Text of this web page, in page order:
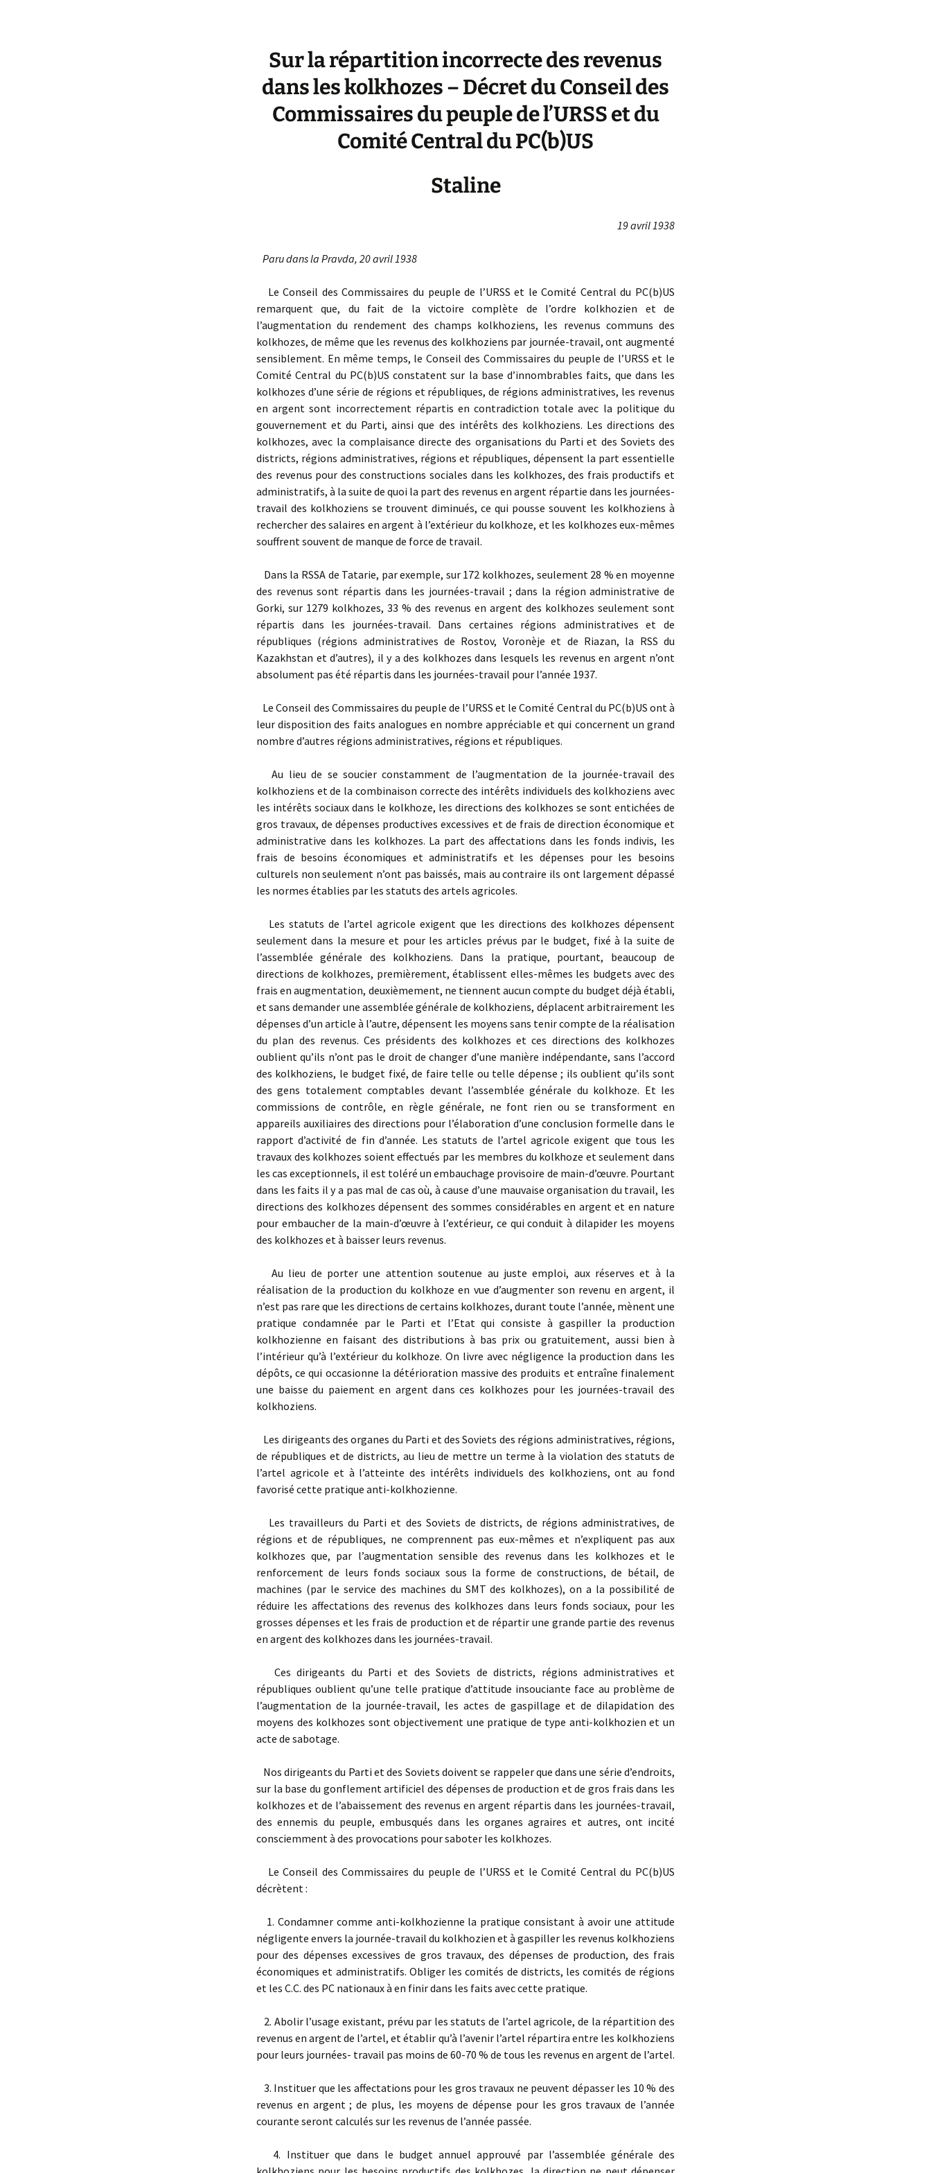
Sur la répartition incorrecte des revenus
dans les kolkhozes – Décret du Conseil des
Commissaires du peuple de l’URSS et du
Comité Central du PC(b)US
Staline
19 avril 1938
Paru dans la Pravda, 20 avril 1938
Le Conseil des Commissaires du peuple de l’URSS et le Comité Central du PC(b)US
remarquent que, du fait de la victoire complète de l’ordre kolkhozien et de
l’augmentation du rendement des champs kolkhoziens, les revenus communs des
kolkhozes, de même que les revenus des kolkhoziens par journée-travail, ont augmenté
sensiblement. En même temps, le Conseil des Commissaires du peuple de l’URSS et le
Comité Central du PC(b)US constatent sur la base d’innombrables faits, que dans les
kolkhozes d’une série de régions et républiques, de régions administratives, les revenus
en argent sont incorrectement répartis en contradiction totale avec la politique du
gouvernement et du Parti, ainsi que des intérêts des kolkhoziens. Les directions des
kolkhozes, avec la complaisance directe des organisations du Parti et des Soviets des
districts, régions administratives, régions et républiques, dépensent la part essentielle
des revenus pour des constructions sociales dans les kolkhozes, des frais productifs et
administratifs, à la suite de quoi la part des revenus en argent répartie dans les journées-
travail des kolkhoziens se trouvent diminués, ce qui pousse souvent les kolkhoziens à
rechercher des salaires en argent à l’extérieur du kolkhoze, et les kolkhozes eux-mêmes
souffrent souvent de manque de force de travail.
Dans la RSSA de Tatarie, par exemple, sur 172 kolkhozes, seulement 28 % en moyenne
des revenus sont répartis dans les journées-travail ; dans la région administrative de
Gorki, sur 1279 kolkhozes, 33 % des revenus en argent des kolkhozes seulement sont
répartis dans les journées-travail. Dans certaines régions administratives et de
républiques (régions administratives de Rostov, Voronèje et de Riazan, la RSS du
Kazakhstan et d’autres), il y a des kolkhozes dans lesquels les revenus en argent n’ont
absolument pas été répartis dans les journées-travail pour l’année 1937.
Le Conseil des Commissaires du peuple de l’URSS et le Comité Central du PC(b)US ont à
leur disposition des faits analogues en nombre appréciable et qui concernent un grand
nombre d’autres régions administratives, régions et républiques.
Au lieu de se soucier constamment de l’augmentation de la journée-travail des
kolkhoziens et de la combinaison correcte des intérêts individuels des kolkhoziens avec
les intérêts sociaux dans le kolkhoze, les directions des kolkhozes se sont entichées de
gros travaux, de dépenses productives excessives et de frais de direction économique et
administrative dans les kolkhozes. La part des affectations dans les fonds indivis, les
frais de besoins économiques et administratifs et les dépenses pour les besoins
culturels non seulement n’ont pas baissés, mais au contraire ils ont largement dépassé
les normes établies par les statuts des artels agricoles.
Les statuts de l’artel agricole exigent que les directions des kolkhozes dépensent
seulement dans la mesure et pour les articles prévus par le budget, fixé à la suite de
l’assemblée générale des kolkhoziens. Dans la pratique, pourtant, beaucoup de
directions de kolkhozes, premièrement, établissent elles-mêmes les budgets avec des
frais en augmentation, deuxièmement, ne tiennent aucun compte du budget déjà établi,
et sans demander une assemblée générale de kolkhoziens, déplacent arbitrairement les
dépenses d’un article à l’autre, dépensent les moyens sans tenir compte de la réalisation
du plan des revenus. Ces présidents des kolkhozes et ces directions des kolkhozes
oublient qu’ils n’ont pas le droit de changer d’une manière indépendante, sans l’accord
des kolkhoziens, le budget fixé, de faire telle ou telle dépense ; ils oublient qu’ils sont
des gens totalement comptables devant l’assemblée générale du kolkhoze. Et les
commissions de contrôle, en règle générale, ne font rien ou se transforment en
appareils auxiliaires des directions pour l’élaboration d’une conclusion formelle dans le
rapport d’activité de fin d’année. Les statuts de l’artel agricole exigent que tous les
travaux des kolkhozes soient effectués par les membres du kolkhoze et seulement dans
les cas exceptionnels, il est toléré un embauchage provisoire de main-d’œuvre. Pourtant
dans les faits il y a pas mal de cas où, à cause d’une mauvaise organisation du travail, les
directions des kolkhozes dépensent des sommes considérables en argent et en nature
pour embaucher de la main-d’œuvre à l’extérieur, ce qui conduit à dilapider les moyens
des kolkhozes et à baisser leurs revenus.
Au lieu de porter une attention soutenue au juste emploi, aux réserves et à la
réalisation de la production du kolkhoze en vue d’augmenter son revenu en argent, il
n’est pas rare que les directions de certains kolkhozes, durant toute l’année, mènent une
pratique condamnée par le Parti et l’Etat qui consiste à gaspiller la production
kolkhozienne en faisant des distributions à bas prix ou gratuitement, aussi bien à
l’intérieur qu’à l’extérieur du kolkhoze. On livre avec négligence la production dans les
dépôts, ce qui occasionne la détérioration massive des produits et entraîne finalement
une baisse du paiement en argent dans ces kolkhozes pour les journées-travail des
kolkhoziens.
Les dirigeants des organes du Parti et des Soviets des régions administratives, régions,
de républiques et de districts, au lieu de mettre un terme à la violation des statuts de
l’artel agricole et à l’atteinte des intérêts individuels des kolkhoziens, ont au fond
favorisé cette pratique anti-kolkhozienne.
Les travailleurs du Parti et des Soviets de districts, de régions administratives, de
régions et de républiques, ne comprennent pas eux-mêmes et n’expliquent pas aux
kolkhozes que, par l’augmentation sensible des revenus dans les kolkhozes et le
renforcement de leurs fonds sociaux sous la forme de constructions, de bétail, de
machines (par le service des machines du SMT des kolkhozes), on a la possibilité de
réduire les affectations des revenus des kolkhozes dans leurs fonds sociaux, pour les
grosses dépenses et les frais de production et de répartir une grande partie des revenus
en argent des kolkhozes dans les journées-travail.
Ces dirigeants du Parti et des Soviets de districts, régions administratives et
républiques oublient qu’une telle pratique d’attitude insouciante face au problème de
l’augmentation de la journée-travail, les actes de gaspillage et de dilapidation des
moyens des kolkhozes sont objectivement une pratique de type anti-kolkhozien et un
acte de sabotage.
Nos dirigeants du Parti et des Soviets doivent se rappeler que dans une série d’endroits,
sur la base du gonflement artificiel des dépenses de production et de gros frais dans les
kolkhozes et de l’abaissement des revenus en argent répartis dans les journées-travail,
des ennemis du peuple, embusqués dans les organes agraires et autres, ont incité
consciemment à des provocations pour saboter les kolkhozes.
Le Conseil des Commissaires du peuple de l’URSS et le Comité Central du PC(b)US
décrètent :
1. Condamner comme anti-kolkhozienne la pratique consistant à avoir une attitude
négligente envers la journée-travail du kolkhozien et à gaspiller les revenus kolkhoziens
pour des dépenses excessives de gros travaux, des dépenses de production, des frais
économiques et administratifs. Obliger les comités de districts, les comités de régions
et les C.C. des PC nationaux à en finir dans les faits avec cette pratique.
2. Abolir l’usage existant, prévu par les statuts de l’artel agricole, de la répartition des
revenus en argent de l’artel, et établir qu’à l’avenir l’artel répartira entre les kolkhoziens
pour leurs journées- travail pas moins de 60-70 % de tous les revenus en argent de l’artel.
3. Instituer que les affectations pour les gros travaux ne peuvent dépasser les 10 % des
revenus en argent ; de plus, les moyens de dépense pour les gros travaux de l’année
courante seront calculés sur les revenus de l’année passée.
4. Instituer que dans le budget annuel approuvé par l’assemblée générale des